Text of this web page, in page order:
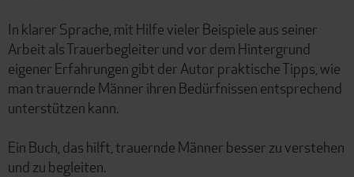
In klarer Sprache, mit Hilfe vieler Beispiele aus seiner
Arbeit als Trauerbegleiter und vor dem Hintergrund
eigener Erfahrungen gibt der Autor praktische Tipps, wie
man trauernde Männer ihren Bedürfnissen entsprechend
unterstützen kann.
Ein Buch, das hilft, trauernde Männer besser zu verstehen
und zu begleiten.